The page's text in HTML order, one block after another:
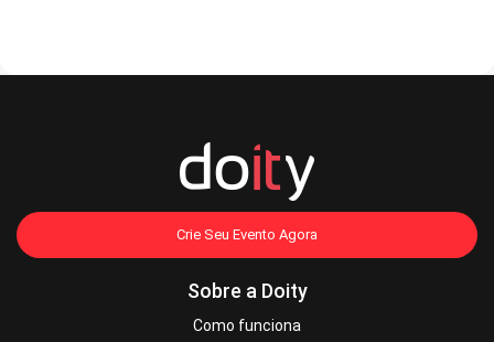
Crie Seu Evento Agora
Sobre a Doity
Como funciona